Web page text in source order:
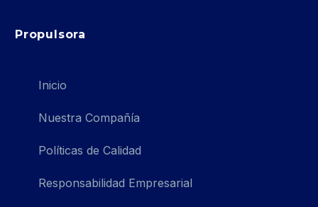
Propulsora
Inicio
Nuestra Compañía
Políticas de Calidad
Responsabilidad Empresarial